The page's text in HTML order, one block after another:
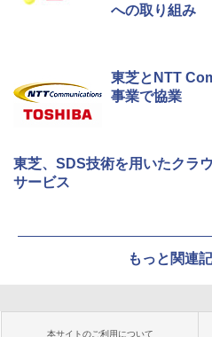
への取り組み
東芝とNTT
事業で協業
東芝、SDS技術を用いたクラ
サービス
もっと関連
本サイトのご利用について